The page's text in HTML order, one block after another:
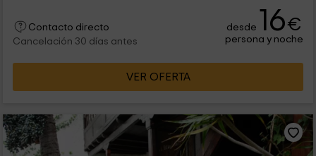
Contacto directo
Cancelación 30 días antes
desde 16€
persona y noche
VER OFERTA